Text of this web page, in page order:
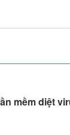
mềm diệt